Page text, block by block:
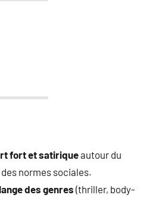
fort et satiriqueautour du
normes sociales.
des genres (thriller, body-